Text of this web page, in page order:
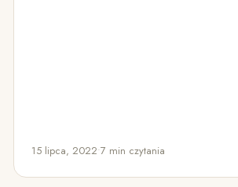
15 lipca, 2022•7 min czytania